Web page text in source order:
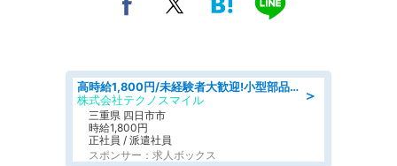
＞
高時給1,800円/未経験者大歓迎!小型部品の加工業務 denso aichi
株式会社テクノスマイル
三重県 四日市市
時給1,800円
正社員 / 派遣社員
スポンサー：求人ボックス